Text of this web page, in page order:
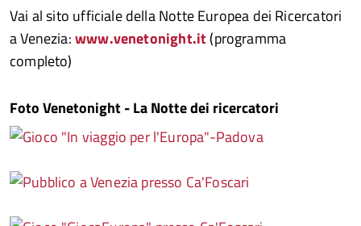
Vai al sito ufficiale della Notte Europea dei Ricercatori
a Venezia:www.venetonight.it(programma
completo)
Foto Venetonight - La Notte dei ricercatori